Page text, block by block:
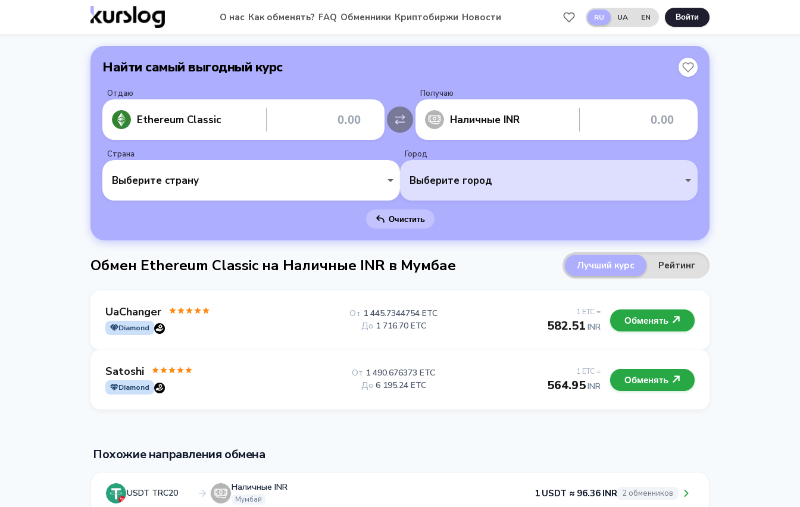
О нас Как обменять? FAQ Обменники Криптобиржи Новости RU UA EN Войти
Найти самый выгодный курс
Отдаю
Ethereum Classic
Получаю
Наличные INR
Страна
Выберите страну
Город
Выберите город
Очистить
Обмен Ethereum Classic на Наличные INR в Мумбае Лучший курс Рейтинг
UaChanger
Diamond
1 ETC =
582.51 INR
От 1 445.7344754 ETC
До 1 716.70 ETC Обменять
Satoshi
Diamond
1 ETC =
564.95INR
От 1 490.676373 ETC
До 6 195.24 ETC Обменять
Похожие направления обмена
USDT TRC20
Наличные INR
Мумбай
1 USDT ≈ 96.36 INR 2 обменников